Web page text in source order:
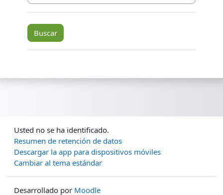
Usted no se ha identificado.
Resumen de retención de datos
Descargar la app para dispositivos móviles
Cambiar al tema estándar
Desarrollado por Moodle